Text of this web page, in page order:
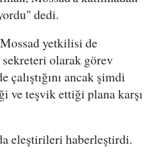
dedi.
yetkilisi de
sekreteri olarak görev
çalıştığını ancak şimdi
ve teşvik ettiği plana karşı
eleştirileri haberleştirdi.